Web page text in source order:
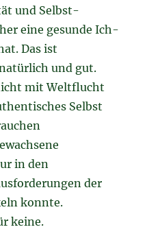
und Selbst-
eine gesunde Ich-
Das ist
und gut.
mit Weltflucht
Selbst
in den
der
konnte.
keine.